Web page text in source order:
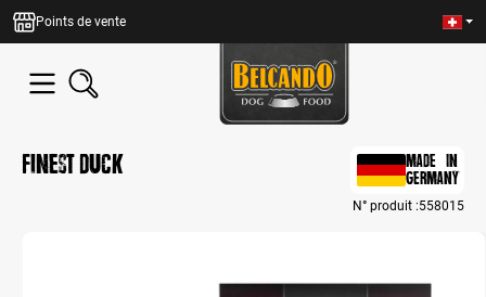
principal
Points de vente
Finest Duck
MADE IN
GERMANY
N° produit :558015